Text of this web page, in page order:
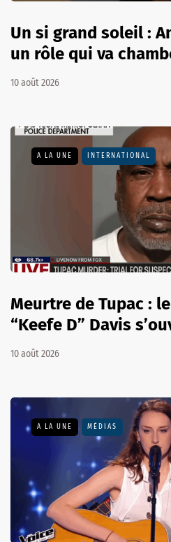
Un si grand soleil :
un rôle qui va
10 août 2026
A LA UNE INTERNATIONAL
Meurtre de Tupac :
“Keefe D” Davis
10 août 2026
A LA UNE MÉDIAS